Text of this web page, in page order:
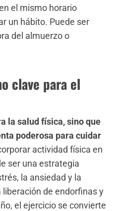
el mismo horario
un hábito. Puede ser
del almuerzo o
clave para el
la salud física, sino que
poderosa para cuidar
actividad física en
ser una estrategia
la ansiedad y la
de endorfinas y
el ejercicio se convierte